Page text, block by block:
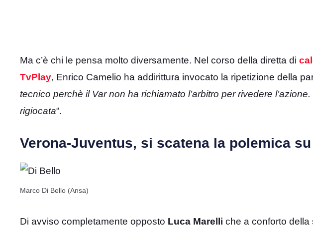
Ma c’è chi le pensa molto diversamente. Nel corso della diretta di
TvPlay, Enrico Camelio ha addirittura invocato la ripetizione della
tecnico perchè il Var non ha richiamato l’arbitro per rivedere l’azione.
rigiocata“.
Verona-Juventus, si scatena la polemica
Marco Di Bello (Ansa)
Di avviso completamente opposto Luca Marelli che a conforto della